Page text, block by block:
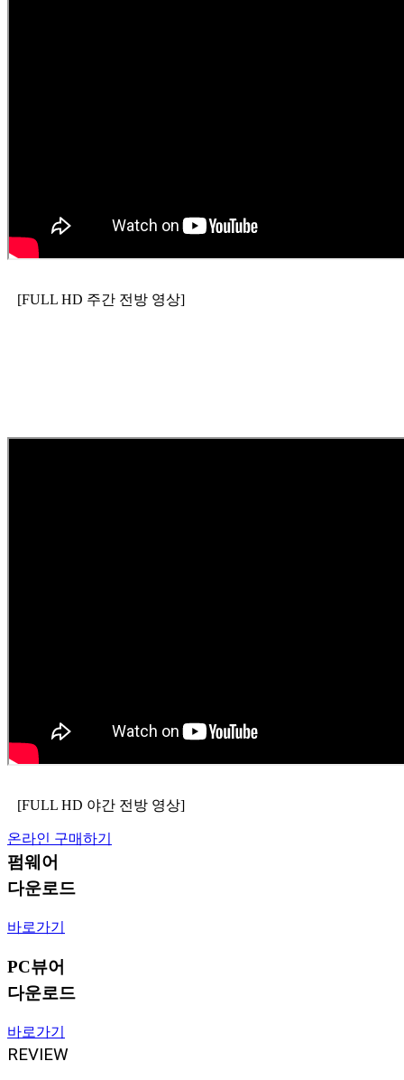
[FULL HD 주간 전방 영상]
[FULL HD 야간 전방 영상]
온라인 구매하기
펌웨어
다운로드
바로가기
PC뷰어
다운로드
바로가기
REVIEW